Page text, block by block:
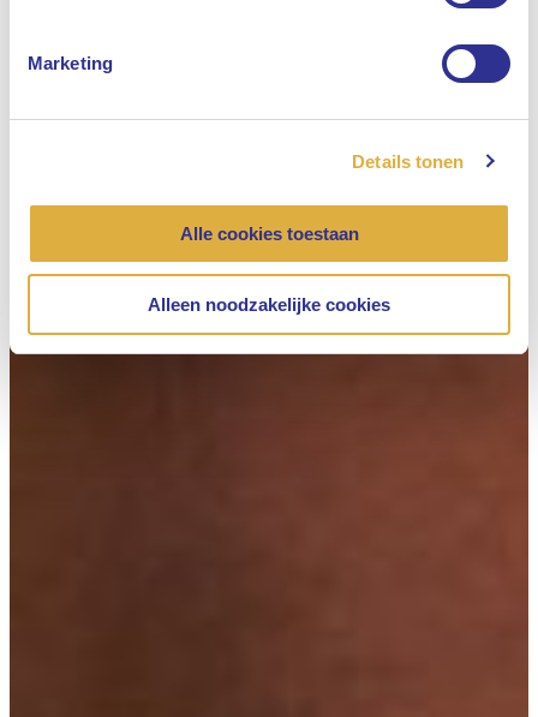
Marketing
Details tonen
Alle cookies toestaan
Alleen noodzakelijke cookies